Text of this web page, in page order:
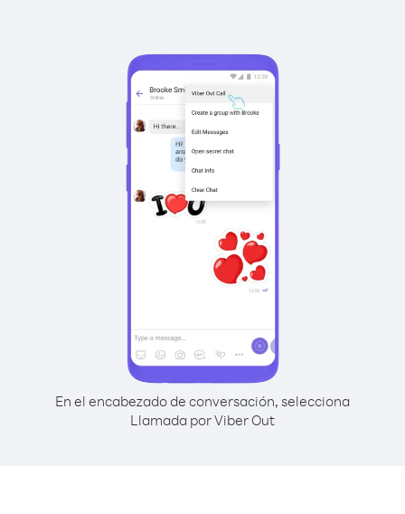
En el encabezado de conversación, selecciona
Llamada por Viber Out